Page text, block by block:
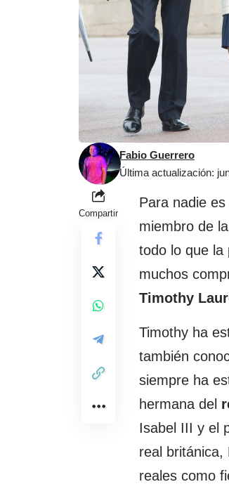
Última actualización:
Fabio Guerrero
Compartir
Para nadie
miembro de
todo lo que la
muchos
Timothy
Timothy ha
también
siempre ha
hermana del
Isabel III y el
real británica,
reales como